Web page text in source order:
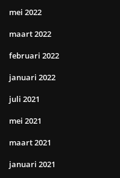
mei 2022
maart 2022
februari 2022
januari 2022
juli 2021
mei 2021
maart 2021
januari 2021